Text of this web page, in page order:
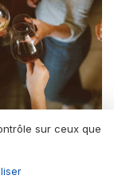
du vin
sur ceux que